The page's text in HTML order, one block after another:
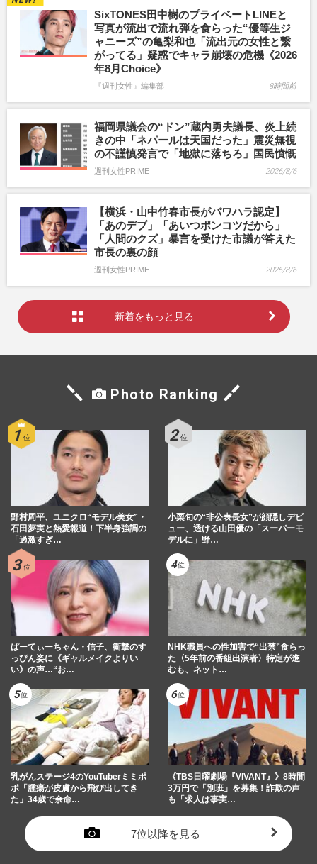
SixTONES田中樹のプライベートLINEと
写真が流出で流れ弾を食らった“優等生ジ
ャニーズ”の亀梨和也「流出元の女性と繋
がってる」疑惑でキャラ崩壊の危機《2026
年8月Choice》
『週刊女性』編集部 8時間前
福岡県議会の“ドン”蔵内勇夫議長、炎上続
きの中「ネパールは天国だった」震災無視
の不謹慎発言で「地獄に落ちろ」国民憤慨
週刊女性PRIME 2026/8/6
【横浜・山中竹春市長がパワハラ認定】
「あのデブ」「あいつポンコツだから」
「人間のクズ」暴言を受けた市議が答えた
市長の裏の顔
週刊女性PRIME 2026/8/6
新着をもっと見る
Photo Ranking
野村周平、ユニクロ“モデル美女”・
石田夢実と熱愛報道！下半身強調の
「過激すぎ…
小栗旬の“非公表長女”が顔隠しデビ
ュー、透ける山田優の「スーパーモ
デルに」野…
ぱーてぃーちゃん・信子、衝撃のす
っぴん姿に《ギャルメイクよりい
い》の声…“お…
NHK職員への性加害で“出禁”食らっ
た〈5年前の番組出演者〉特定が進
むも、ネット…
乳がんステージ4のYouTuberミミポ
ポ「腫瘍が皮膚から飛び出してき
た」34歳で余命…
《TBS日曜劇場『VIVANT』》8時間
3万円で「別班」を募集！詐欺の声
も「求人は事実…
7位以降を見る